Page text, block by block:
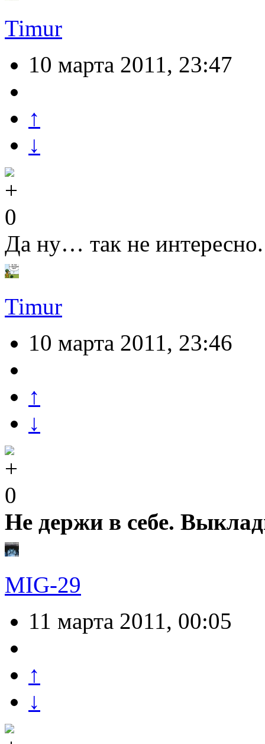
Timur
10 марта 2011, 23:47
↑
↓
0
Да ну… так не
Timur
10 марта 2011, 23:46
↑
↓
0
Не держи в себе.
MIG-29
11 марта 2011, 00:05
↑
↓